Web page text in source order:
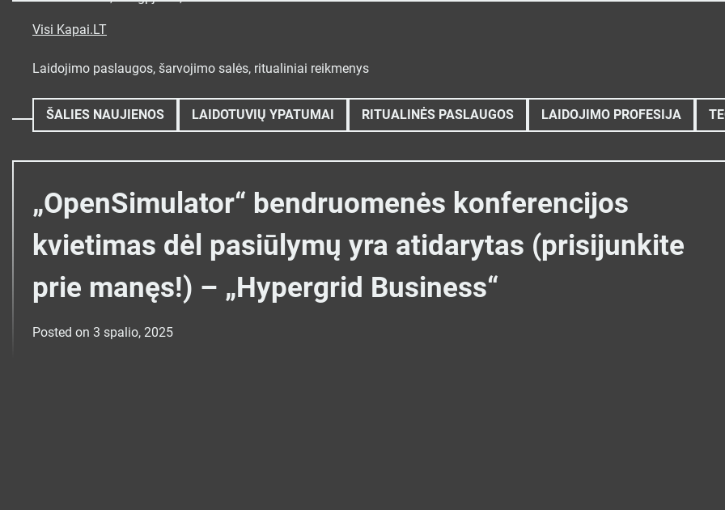
Visi Kapai.LT
Laidojimo paslaugos, šarvojimo salės, ritualiniai reikmenys
ŠALIES NAUJIENOS LAIDOTUVIŲ YPATUMAI RITUALINĖS PASLAUGOS LAIDOJIMO PROFESIJA
„OpenSimulator“ bendruomenės konferencijos
kvietimas dėl pasiūlymų yra atidarytas (prisijunkite
prie manęs!) – „Hypergrid Business“
Posted on 3 spalio, 2025